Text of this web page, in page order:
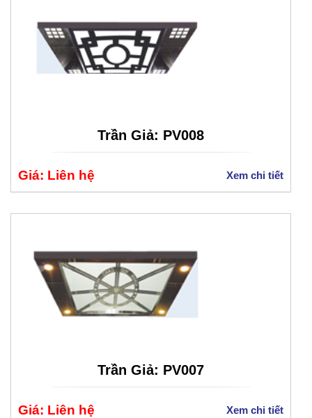
Trần Giả: PV008
Giá: Liên hệ Xem chi tiết
Trần Giả: PV007
Giá: Liên hệ Xem chi tiết